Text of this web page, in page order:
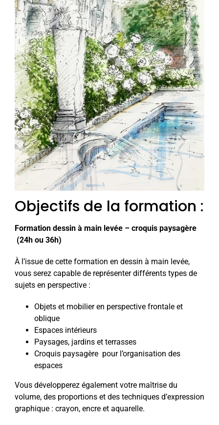
Objectifs de la formation :
Formation dessin à main levée – croquis paysagère
(24h ou 36h)
À l’issue de cette formation en dessin à main levée,
vous serez capable de représenter différents types de
sujets en perspective :
Objets et mobilier en perspective frontale et
oblique
Espaces intérieurs
Paysages, jardins et terrasses
Croquis paysagère pour l’organisation des
espaces
Vous développerez également votre maîtrise du
volume, des proportions et des techniques d’expression
graphique : crayon, encre et aquarelle.